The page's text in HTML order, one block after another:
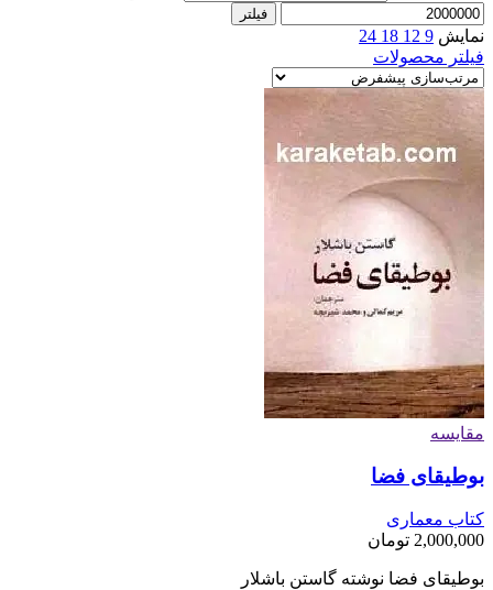
فیلتر
نمایش 9
12
18
24
فیلتر محصولات
مقایسه
بوطیقای فضا
کتاب معماری
2,000,000 تومان
بوطیقای فضا نوشته گاستن باشلار